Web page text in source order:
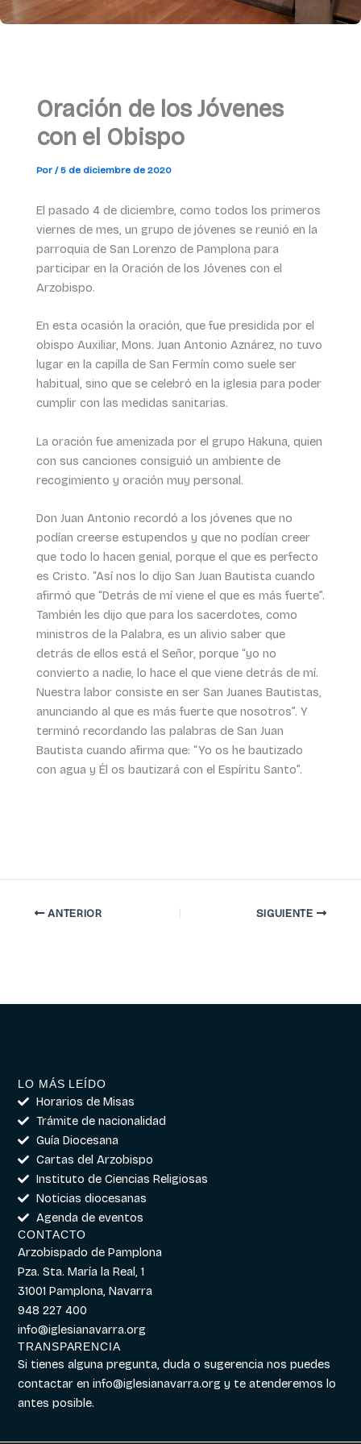
Oración de los Jóvenes
con el Obispo
Por /5 de diciembre de 2020
El pasado 4 de diciembre, como todos los primeros
viernes de mes, un grupo de jóvenes se reunió en la
parroquia de San Lorenzo de Pamplona para
participar en la Oración de los Jóvenes con el
Arzobispo.
En esta ocasión la oración, que fue presidida por el
obispo Auxiliar, Mons. Juan Antonio Aznárez, no tuvo
lugar en la capilla de San Fermín como suele ser
habitual, sino que se celebró en la iglesia para poder
cumplir con las medidas sanitarias.
La oración fue amenizada por el grupo Hakuna, quien
con sus canciones consiguió un ambiente de
recogimiento y oración muy personal.
Don Juan Antonio recordó a los jóvenes que no
podían creerse estupendos y que no podían creer
que todo lo hacen genial, porque el que es perfecto
es Cristo. “Así nos lo dijo San Juan Bautista cuando
afirmó que “Detrás de mí viene el que es más fuerte”.
También les dijo que para los sacerdotes, como
ministros de la Palabra, es un alivio saber que
detrás de ellos está el Señor, porque “yo no
convierto a nadie, lo hace el que viene detrás de mí.
Nuestra labor consiste en ser San Juanes Bautistas,
anunciando al que es más fuerte que nosotros”. Y
terminó recordando las palabras de San Juan
Bautista cuando afirma que: “Yo os he bautizado
con agua y Él os bautizará con el Espíritu Santo”.
ANTERIOR SIGUIENTE
LO MÁS LEÍDO
Horarios de Misas
Trámite de nacionalidad
Guía Diocesana
Cartas del Arzobispo
Instituto de Ciencias Religiosas
Noticias diocesanas
Agenda de eventos
CONTACTO
Arzobispado de Pamplona
Pza. Sta. María la Real, 1
31001 Pamplona, Navarra
948 227 400
info@iglesianavarra.org
TRANSPARENCIA
Si tienes alguna pregunta, duda o sugerencia nos puedes
contactar eninfo@iglesianavarra.org y te atenderemos lo
antes posible.